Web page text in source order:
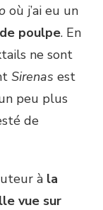
où j’ai eu un
poulpe. En
ne sont
Sirenas est
peu plus
de
à la
vue sur